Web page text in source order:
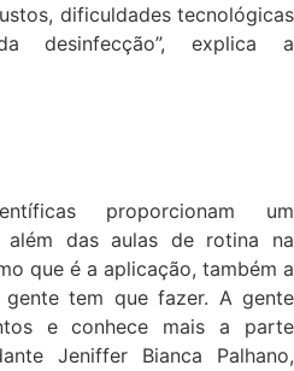
dificuldades tecnológicas
desinfecção”, explica a
proporcionam um
além das aulas de rotina na
que é a aplicação, também a
tem que fazer. A gente
e conhece mais a parte
Jeniffer Bianca Palhano,